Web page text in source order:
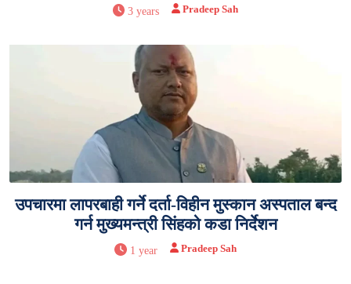
3 years Pradeep Sah
उपचारमा लापरबाही गर्ने दर्ता-विहीन मुस्कान अस्पताल बन्द
गर्न मुख्यमन्त्री सिंहको कडा निर्देशन
1 year Pradeep Sah